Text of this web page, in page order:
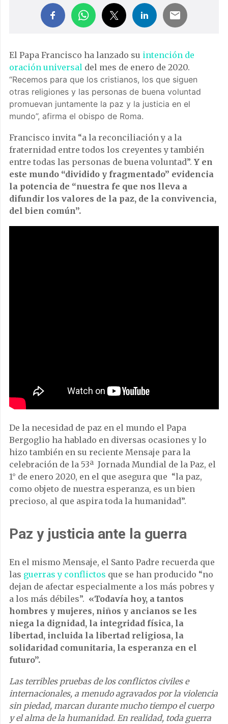
El Papa Francisco ha lanzado su intención de
oración universal del mes de enero de 2020.
“Recemos para que los cristianos, los que siguen
otras religiones y las personas de buena voluntad
promuevan juntamente la paz y la justicia en el
mundo”, afirma el obispo de Roma.
Francisco invita “a la reconciliación y a la
fraternidad entre todos los creyentes y también
entre todas las personas de buena voluntad”. Y en
este mundo “dividido y fragmentado” evidencia
la potencia de “nuestra fe que nos lleva a
difundir los valores de la paz, de la convivencia,
del bien común”.
De la necesidad de paz en el mundo el Papa
Bergoglio ha hablado en diversas ocasiones y lo
hizo también en su reciente Mensaje para la
celebración de la 53ª Jornada Mundial de la Paz, el
1° de enero 2020, en el que asegura que “la paz,
como objeto de nuestra esperanza, es un bien
precioso, al que aspira toda la humanidad”.
Paz y justicia ante la guerra
En el mismo Mensaje, el Santo Padre recuerda que
las guerras y conflictos que se han producido “no
dejan de afectar especialmente a los más pobres y
a los más débiles”. «Todavía hoy, a tantos
hombres y mujeres, niños y ancianos se les
niega la dignidad, la integridad física, la
libertad, incluida la libertad religiosa, la
solidaridad comunitaria, la esperanza en el
futuro”.
Las terribles pruebas de los conflictos civiles e
internacionales, a menudo agravados por la violencia
sin piedad, marcan durante mucho tiempo el cuerpo
y el alma de la humanidad. En realidad, toda guerra